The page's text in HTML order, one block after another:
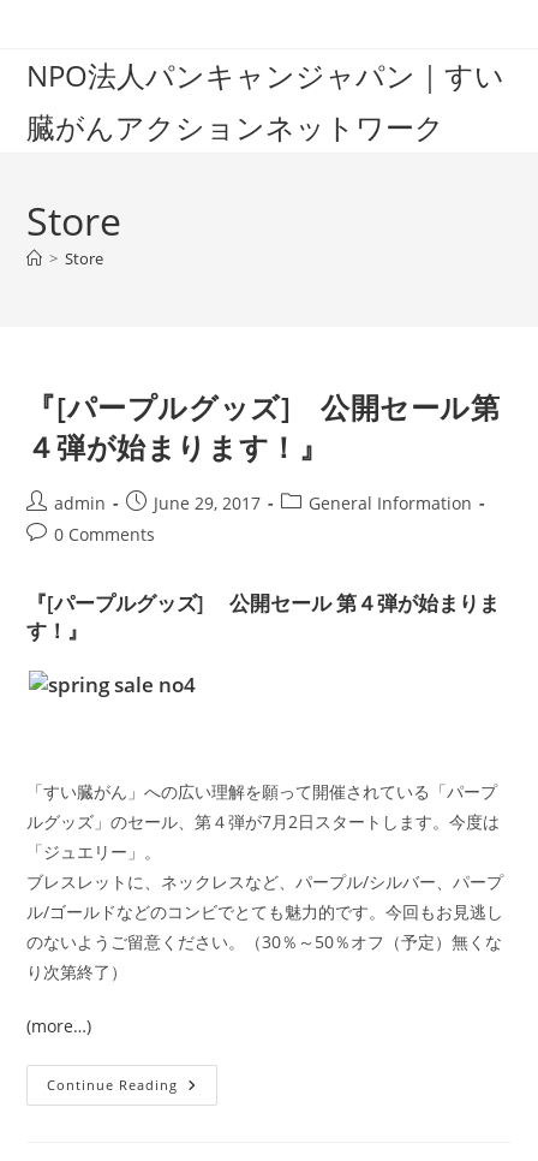
contentNPO法人パンキャンジャパン｜すい
臓がんアクションネットワーク
Store
> Store
『[パープルグッズ] 公開セール第
４弾が始まります！』
Post
author:
admin
Post
published:
June 29, 2017
PostGeneral Information
Post0 Comments
『[パープルグッズ] 公開セール 第４弾が始まりま
す！』
「すい臓がん」への広い理解を願って開催されている「パープ
ルグッズ」のセール、第４弾が7月2日スタートします。今度は
「ジュエリー」。
ブレスレットに、ネックレスなど、パープル/シルバー、パープ
ル/ゴールドなどのコンビでとても魅力的です。今回もお見逃し
のないようご留意ください。（30％～50％オフ（予定）無くな
り次第終了）
(more…)
Continue Reading 『[パ
ー